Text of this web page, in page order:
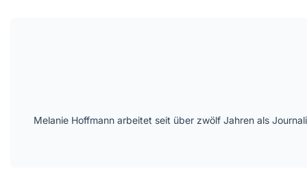
Melanie Hoffmann arbeitet seit über zwölf Jahren als